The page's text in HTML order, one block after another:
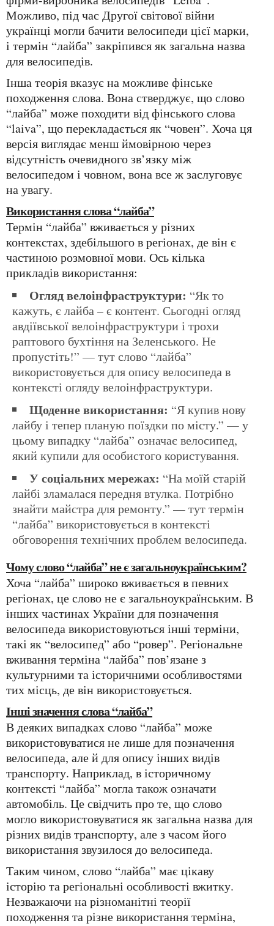
Можливо, під час Другої світової війни
українці могли бачити велосипеди цієї марки,
і термін “лайба” закріпився як загальна назва
для велосипедів.
Інша теорія вказує на можливе фінське
походження слова. Вона стверджує, що слово
“лайба” може походити від фінського слова
“laiva”, що перекладається як “човен”. Хоча ця
версія виглядає менш ймовірною через
відсутність очевидного зв’язку між
велосипедом і човном, вона все ж заслуговує
на увагу.
Використання слова “лайба”
Термін “лайба” вживається у різних
контекстах, здебільшого в регіонах, де він є
частиною розмовної мови. Ось кілька
прикладів використання:
Огляд велоінфраструктури: “Як то
кажуть, є лайба – є контент. Сьогодні огляд
авдіївської велоінфраструктури і трохи
раптового бухтіння на Зеленського. Не
пропустіть!” — тут слово “лайба”
використовується для опису велосипеда в
контексті огляду велоінфраструктури.
Щоденне використання: “Я купив нову
лайбу і тепер планую поїздки по місту.” — у
цьому випадку “лайба” означає велосипед,
який купили для особистого користування.
У соціальних мережах: “На моїй старій
лайбі зламалася передня втулка. Потрібно
знайти майстра для ремонту.” — тут термін
“лайба” використовується в контексті
обговорення технічних проблем велосипеда.
Чому слово “лайба” не є загальноукраїнським?
Хоча “лайба” широко вживається в певних
регіонах, це слово не є загальноукраїнським. В
інших частинах України для позначення
велосипеда використовуються інші терміни,
такі як “велосипед” або “ровер”. Регіональне
вживання терміна “лайба” пов’язане з
культурними та історичними особливостями
тих місць, де він використовується.
Інші значення слова “лайба”
В деяких випадках слово “лайба” може
використовуватися не лише для позначення
велосипеда, але й для опису інших видів
транспорту. Наприклад, в історичному
контексті “лайба” могла також означати
автомобіль. Це свідчить про те, що слово
могло використовуватися як загальна назва для
різних видів транспорту, але з часом його
використання звузилося до велосипеда.
Таким чином, слово “лайба” має цікаву
історію та регіональні особливості вжитку.
Незважаючи на різноманітні теорії
походження та різне використання терміна,